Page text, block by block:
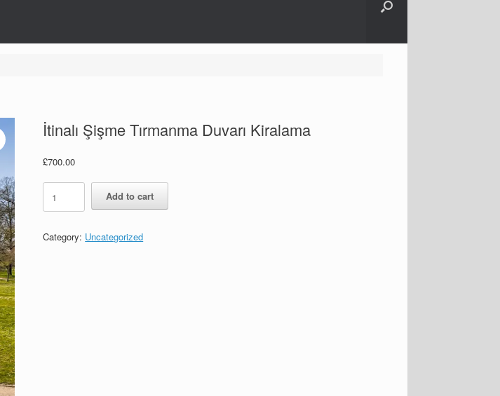
İtinalı Şişme Tırmanma Duvarı Kiralama
£700.00
İtinalı
Şişme
Tırmanma
Kiralama
Add to cart
Category: Uncategorized